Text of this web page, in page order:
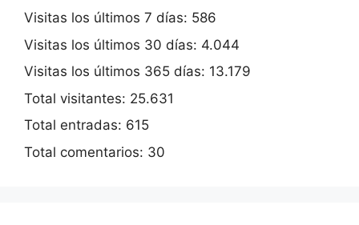
Visitas los últimos 7 días: 586
Visitas los últimos 30 días: 4.044
Visitas los últimos 365 días: 13.179
Total visitantes: 25.631
Total entradas: 615
Total comentarios: 30